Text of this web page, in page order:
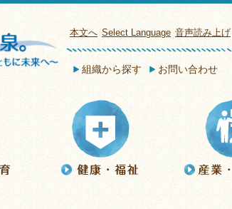
本文へ Select Language 音声読み上げ
組織から探す お問い合わせ